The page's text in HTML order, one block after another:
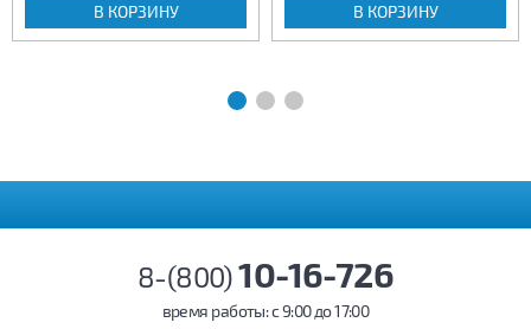
В КОРЗИНУ В КОРЗИНУ
8-(800)10-16-726
время работы: c 9:00 до 17:00